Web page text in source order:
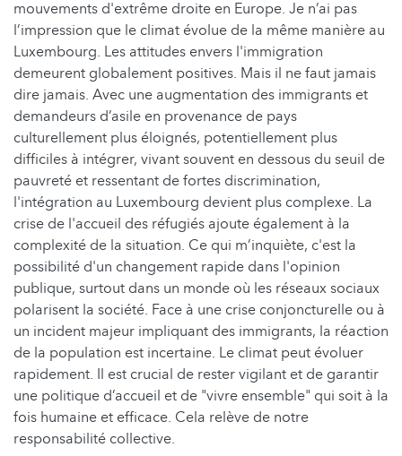
mouvements d'extrême droite en Europe. Je n’ai pas
l’impression que le climat évolue de la même manière au
Luxembourg. Les attitudes envers l'immigration
demeurent globalement positives. Mais il ne faut jamais
dire jamais. Avec une augmentation des immigrants et
demandeurs d’asile en provenance de pays
culturellement plus éloignés, potentiellement plus
difficiles à intégrer, vivant souvent en dessous du seuil de
pauvreté et ressentant de fortes discrimination,
l'intégration au Luxembourg devient plus complexe. La
crise de l'accueil des réfugiés ajoute également à la
complexité de la situation. Ce qui m’inquiète, c'est la
possibilité d'un changement rapide dans l'opinion
publique, surtout dans un monde où les réseaux sociaux
polarisent la société. Face à une crise conjoncturelle ou à
un incident majeur impliquant des immigrants, la réaction
de la population est incertaine. Le climat peut évoluer
rapidement. Il est crucial de rester vigilant et de garantir
une politique d’accueil et de "vivre ensemble" qui soit à la
fois humaine et efficace. Cela relève de notre
responsabilité collective.